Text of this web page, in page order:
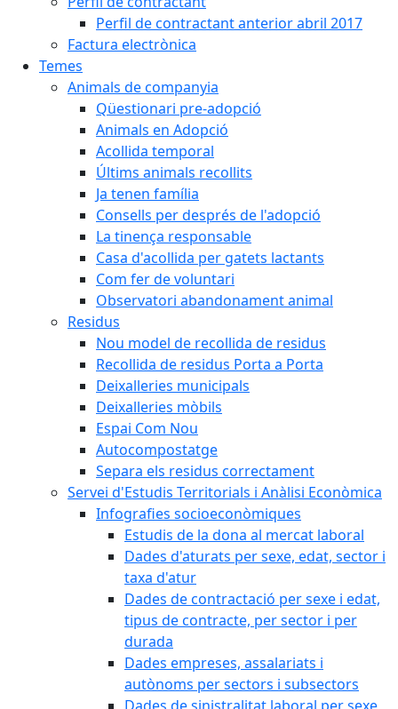
Perfil de contractant anterior abril 2017
Factura electrònica
Temes
Animals de companyia
Qüestionari pre-adopció
Animals en Adopció
Acollida temporal
Últims animals recollits
Ja tenen família
Consells per després de l'adopció
La tinença responsable
Casa d'acollida per gatets lactants
Com fer de voluntari
Observatori abandonament animal
Residus
Nou model de recollida de residus
Recollida de residus Porta a Porta
Deixalleries municipals
Deixalleries mòbils
Espai Com Nou
Autocompostatge
Separa els residus correctament
Servei d'Estudis Territorials i Anàlisi Econòmica
Infografies socioeconòmiques
Estudis de la dona al mercat laboral
Dades d'aturats per sexe, edat, sector i
taxa d'atur
Dades de contractació per sexe i edat,
tipus de contracte, per sector i per
durada
Dades empreses, assalariats i
autònoms per sectors i subsectors